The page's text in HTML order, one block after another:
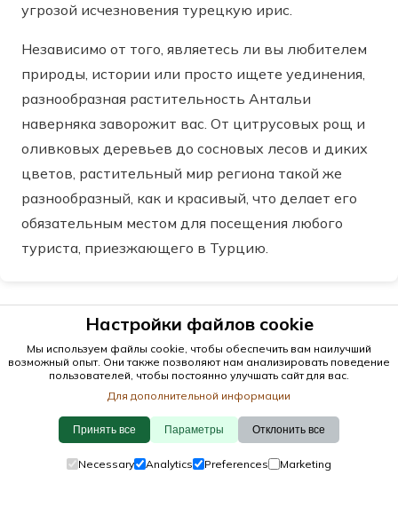
угрозой исчезновения турецкую ирис.
Независимо от того, являетесь ли вы любителем
природы, истории или просто ищете уединения,
разнообразная растительность Антальи
наверняка заворожит вас. От цитрусовых рощ и
оливковых деревьев до сосновых лесов и диких
цветов, растительный мир региона такой же
разнообразный, как и красивый, что делает его
обязательным местом для посещения любого
туриста, приезжающего в Турцию.
Настройки файлов cookie
Мы используем файлы cookie, чтобы обеспечить вам наилучший
возможный опыт. Они также позволяют нам анализировать поведение
пользователей, чтобы постоянно улучшать сайт для вас.
Для дополнительной информации
Принять все Параметры Отклонить все
Necessary Analytics Preferences
Marketing